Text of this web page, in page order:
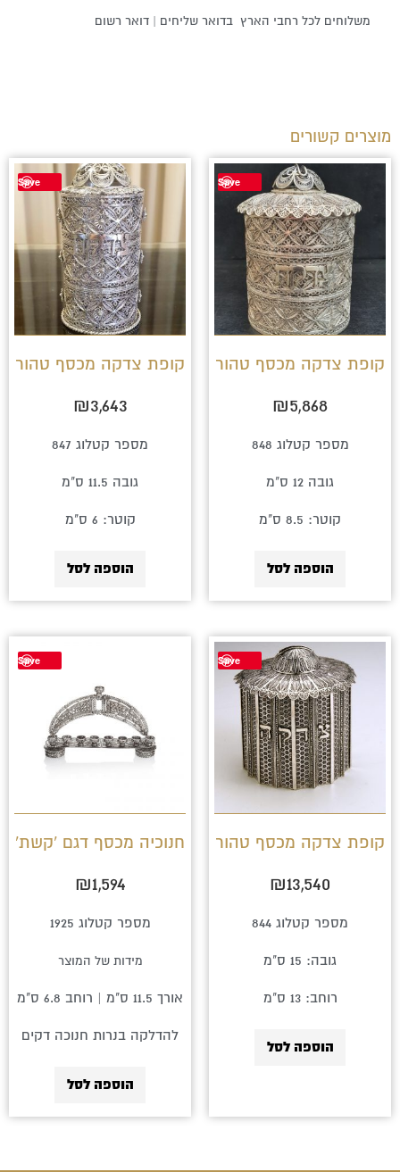
משלוחים לכל רחבי הארץ בדואר שליחים | דואר רשום
מוצרים קשורים
Save
קופת צדקה מכסף טהור
₪5,868
מספר קטלוג 848
גובה 12 ס"מ
קוטר: 8.5 ס"מ
הוספה לסל
Save
קופת צדקה מכסף טהור
₪3,643
מספר קטלוג 847
גובה 11.5 ס"מ
קוטר: 6 ס"מ
הוספה לסל
Save
קופת צדקה מכסף טהור
₪13,540
מספר קטלוג 844
גובה: 15 ס"מ
רוחב: 13 ס"מ
הוספה לסל
Save
חנוכיה מכסף דגם 'קשת'
₪1,594
מספר קטלוג 1925
מידות של המוצר
אורך 11.5 ס"מ | רוחב 6.8 ס"מ
להדלקה בנרות חנוכה דקים
הוספה לסל